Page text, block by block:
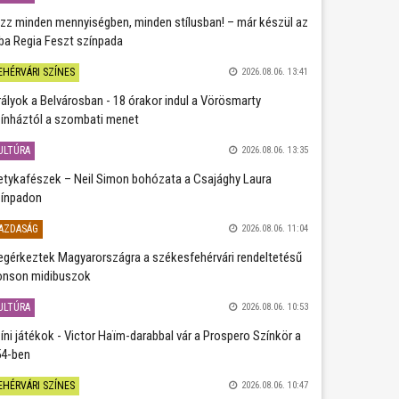
minden mennyiségben, minden stílusban! – már készül az
Regia Feszt színpada
SZÍNES 2026.08.06. 13:41
a Belvárosban - 18 órakor indul a Vörösmarty
a szombati menet
2026.08.06. 13:35
– Neil Simon bohózata a Csajághy Laura
2026.08.06. 11:04
Magyarországra a székesfehérvári rendeltetésű
midibuszok
2026.08.06. 10:53
játékok - Victor Haïm-darabbal vár a Prospero Színkör a
ben
SZÍNES 2026.08.06. 10:47